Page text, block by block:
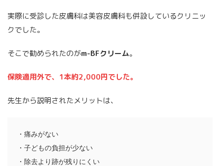
実際に受診した皮膚科は美容皮膚科も併設しているクリニッ
クでした。
そこで勧められたのがm-BFクリーム。
保険適用外で、1本約2,000円でした。
先生から説明されたメリットは、
・痛みがない
・子どもの負担が少ない
・除去より跡が残りにくい